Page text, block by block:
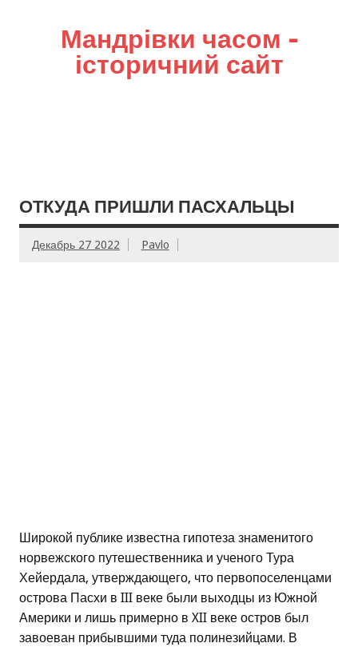
Мандрівки часом –
історичний сайт
ОТКУДА ПРИШЛИ ПАСХАЛЬЦЫ
Декабрь 27 2022 Pavlo
Широкой публике известна гипотеза знаменитого
норвежского путешественника и ученого Тура
Хейердала, утверждающего, что первопоселенцами
острова Пасхи в III веке были выходцы из Южной
Америки и лишь примерно в XII веке остров был
завоеван прибывшими туда полинезийцами. В